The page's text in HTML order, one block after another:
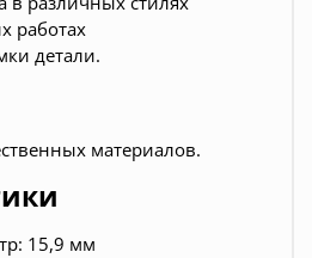
работах
детали.
материалов.
15,9 мм